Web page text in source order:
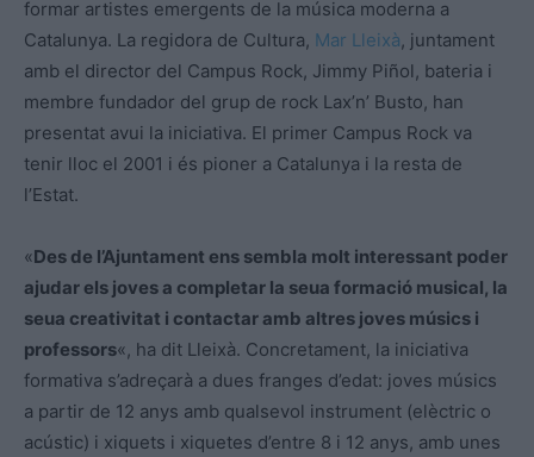
formar artistes emergents de la música moderna a
Catalunya. La regidora de Cultura, Mar Lleixà, juntament
amb el director del Campus Rock, Jimmy Piñol, bateria i
membre fundador del grup de rock Lax’n’ Busto, han
presentat avui la iniciativa. El primer Campus Rock va
tenir lloc el 2001 i és pioner a Catalunya i la resta de
l’Estat.
«Des de l’Ajuntament ens sembla molt interessant poder
ajudar els joves a completar la seua formació musical, la
seua creativitat i contactar amb altres joves músics i
professors«, ha dit Lleixà. Concretament, la iniciativa
formativa s’adreçarà a dues franges d’edat: joves músics
a partir de 12 anys amb qualsevol instrument (elèctric o
acústic) i xiquets i xiquetes d’entre 8 i 12 anys, amb unes